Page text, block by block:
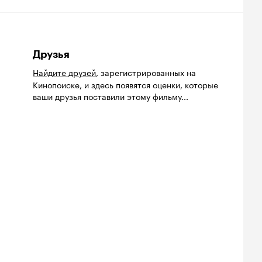
Друзья
Найдите друзей, зарегистрированных на
Кинопоиске, и здесь появятся оценки, которые
ваши друзья поставили этому фильму...